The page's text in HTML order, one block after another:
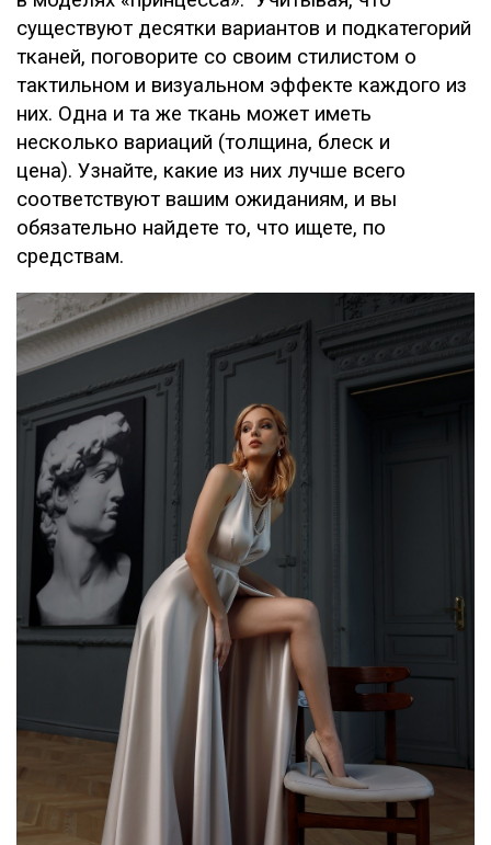
существуют десятки вариантов и подкатегорий
тканей, поговорите со своим стилистом о
тактильном и визуальном эффекте каждого из
них. Одна и та же ткань может иметь
несколько вариаций (толщина, блеск и
цена). Узнайте, какие из них лучше всего
соответствуют вашим ожиданиям, и вы
обязательно найдете то, что ищете, по
средствам.